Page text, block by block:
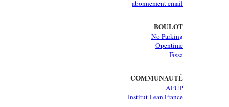
abonnement email
BOULOT
No Parking
Opentime
Fissa
COMMUNAUTÉ
AFUP
Institut Lean France